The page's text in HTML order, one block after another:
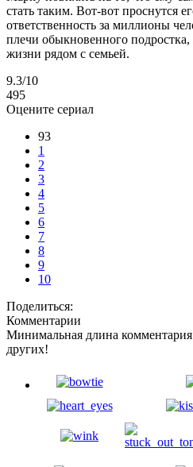
стать таким. Вот-вот проснутся
ответственность за миллионы
плечи обыкновенного
жизни рядом с семьей.
9.3/10
495
Оцените сериал
93
1
2
3
4
5
6
7
8
9
10
Поделиться:
Комментарии
Минимальная длина комментария
других!